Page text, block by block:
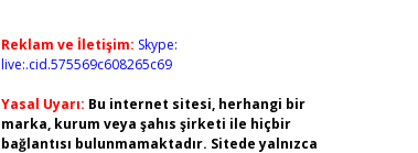
Reklam ve İletişim: Skype:
live:.cid.575569c608265c69
Yasal Uyarı: Bu internet sitesi, herhangi bir
marka, kurum veya şahıs şirketi ile hiçbir
bağlantısı bulunmamaktadır. Sitede yalnızca